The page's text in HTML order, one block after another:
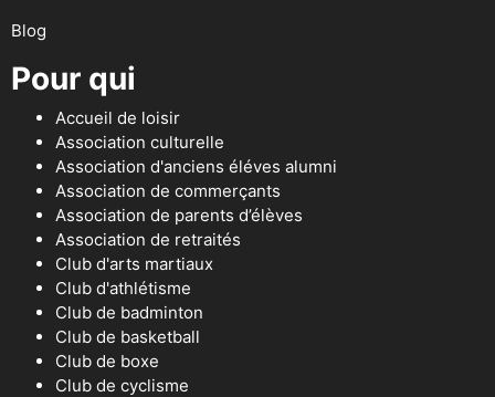
Blog
Pour qui
Accueil de loisir
Association culturelle
Association d'anciens éléves alumni
Association de commerçants
Association de parents d’élèves
Association de retraités
Club d'arts martiaux
Club d'athlétisme
Club de badminton
Club de basketball
Club de boxe
Club de cyclisme